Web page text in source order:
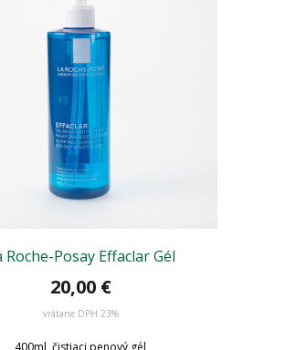
Roche-Posay Effaclar Gél
20,00 €
vrátane DPH 23%
400ml, čistiaci penový gél